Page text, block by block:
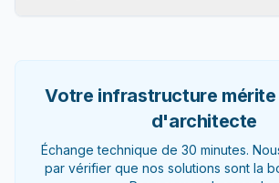
Votre infrastructure mérite
d'architecte
Échange technique de 30 minutes.
par vérifier que nos solutions sont la